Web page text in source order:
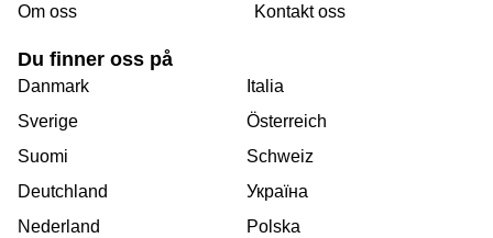
Om oss
Kontakt oss
Du finner oss på
Danmark
Sverige
Suomi
Deutchland
Nederland
Italia
Österreich
Schweiz
Україна
Polska